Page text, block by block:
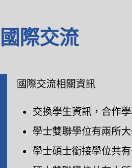
國際交流
國際交流相關資訊
交換學生資訊，合作
學士雙聯學位有兩所
學士碩士銜接學位共